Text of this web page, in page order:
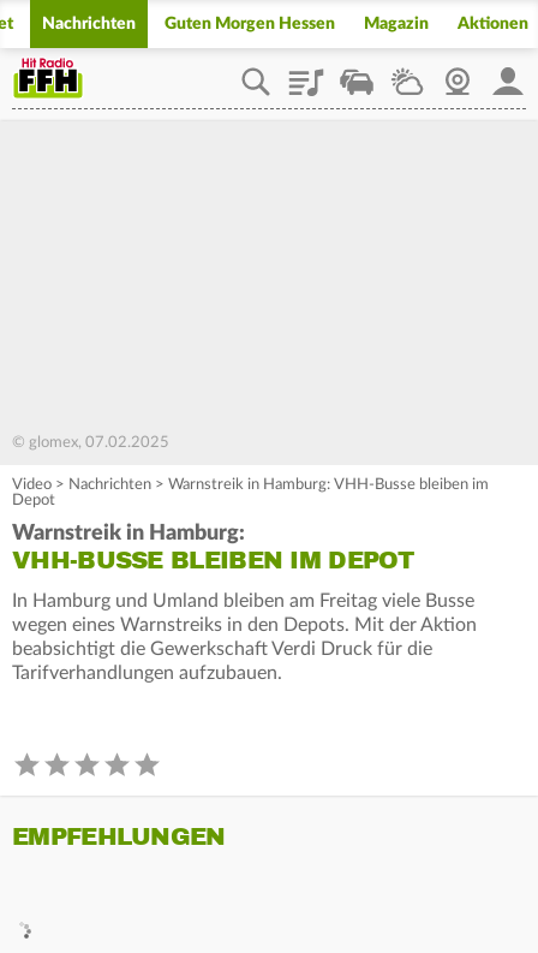
Nachrichten Guten Morgen Hessen Magazin Aktionen
PlaylistStaupilotWetterWebcam
© glomex, 07.02.2025
Video > Nachrichten > Warnstreik in Hamburg: VHH-Busse bleiben im
Depot
Warnstreik in Hamburg:
VHH-BUSSE BLEIBEN IM DEPOT
In Hamburg und Umland bleiben am Freitag viele Busse
wegen eines Warnstreiks in den Depots. Mit der Aktion
beabsichtigt die Gewerkschaft Verdi Druck für die
Tarifverhandlungen aufzubauen.
EMPFEHLUNGEN